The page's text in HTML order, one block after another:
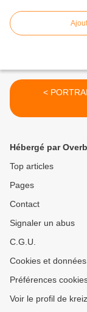
<
Hébergé par
Top articles
Pages
Contact
Signaler un abus
C.G.U.
Cookies et
Préférences
Voir le profil de